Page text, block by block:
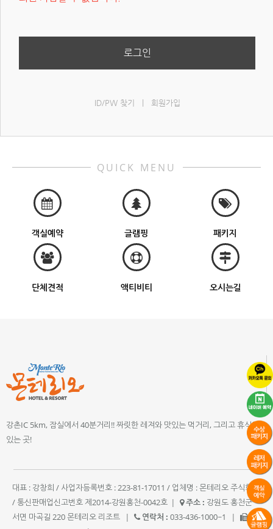
로그인
ID/PW 찾기 회원가입
QUICK MENU
객실예약 글램핑 패키지
단체견적 액티비티 오시는길
강촌IC 5km, 잠실에서 40분거리!! 짜릿한 레져와 맛있는 먹거리, 그리고 휴식이
있는 곳!
대표 : 강창희 / 사업자등록번호 : 223-81-17011 / 업체명 : 몬테리오 주식회사
/ 통신판매업신고번호 제2014-강원홍천-0042호 | 주소 : 강원도 홍천군
서면 마곡길 220 몬테리오 리조트
| 연락처 : 033-436-1000~1
|